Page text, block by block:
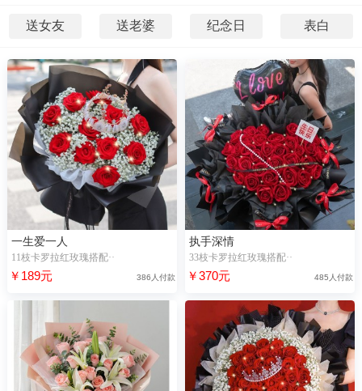
送女友 送老婆 纪念日 表白
一生爱一人
11枝卡罗拉红玫瑰搭配··
￥189元 386人付款
执手深情
33枝卡罗拉红玫瑰搭配··
￥370元 485人付款